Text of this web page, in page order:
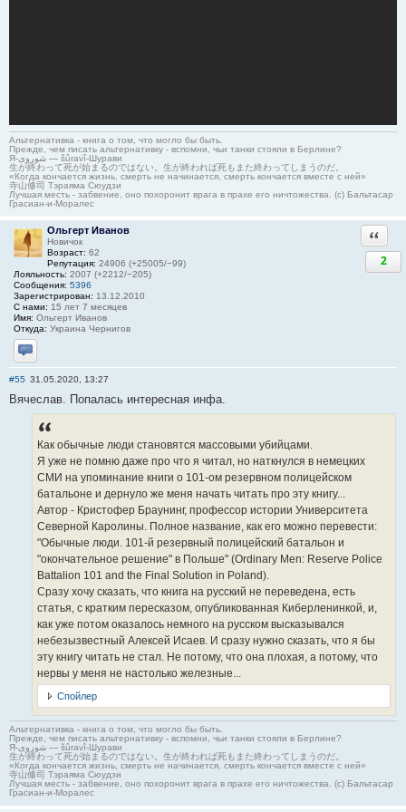
Альтернативка - книга о том, что могло бы быть.
Прежде, чем писать альтернативку - вспомни, чьи танки стояли в Берлине?
Я-شوروی — šûravî-Шурави
生が終わって死が始まるのではない。生が終われば死もまた終わってしまうのだ。
«Когда кончается жизнь, смерть не начинается, смерть кончается вместе с ней»
寺山修司 Тэраяма Сюудзи
Лучшая месть - забвение, оно похоронит врага в прахе его ничтожества. (с) Бальтасар
Грасиан-и-Моралес
Ольгерт Иванов
Новичок
Возраст: 62
Репутация: 24906 (+25005/−99)
Лояльность: 2007 (+2212/−205)
Сообщения: 5396
Зарегистрирован: 13.12.2010
С нами: 15 лет 7 месяцев
Имя: Ольгерт Иванов
Откуда: Украина Чернигов
Отправить личное сообщение
2
#55 31.05.2020, 13:27
Вячеслав. Попалась интересная инфа.
Как обычные люди становятся массовыми убийцами.
Я уже не помню даже про что я читал, но наткнулся в немецких
СМИ на упоминание книги о 101-ом резервном полицейском
батальоне и дернуло же меня начать читать про эту книгу...
Автор - Кристофер Браунинг, профессор истории Университета
Северной Каролины. Полное название, как его можно перевести:
"Обычные люди. 101-й резервный полицейский батальон и
"окончательное решение" в Польше" (Ordinary Men: Reserve Police
Battalion 101 and the Final Solution in Poland).
Сразу хочу сказать, что книга на русский не переведена, есть
статья, с кратким пересказом, опубликованная Киберленинкой, и,
как уже потом оказалось немного на русском высказывался
небезызвестный Алексей Исаев. И сразу нужно сказать, что я бы
эту книгу читать не стал. Не потому, что она плохая, а потому, что
нервы у меня не настолько железные...
Спойлер
Альтернативка - книга о том, что могло бы быть.
Прежде, чем писать альтернативку - вспомни, чьи танки стояли в Берлине?
Я-شوروی — šûravî-Шурави
生が終わって死が始まるのではない。生が終われば死もまた終わってしまうのだ。
«Когда кончается жизнь, смерть не начинается, смерть кончается вместе с ней»
寺山修司 Тэраяма Сюудзи
Лучшая месть - забвение, оно похоронит врага в прахе его ничтожества. (с) Бальтасар
Грасиан-и-Моралес